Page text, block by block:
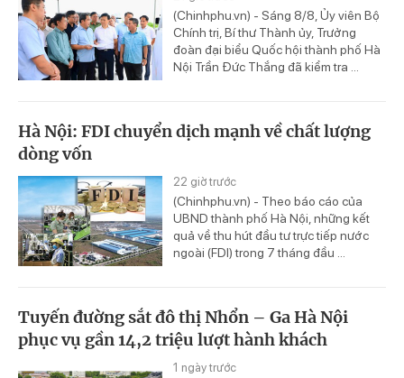
(Chinhphu.vn) - Sáng 8/8, Ủy viên Bộ
Chính trị, Bí thư Thành ủy, Trưởng
đoàn đại biểu Quốc hội thành phố Hà
Nội Trần Đức Thắng đã kiểm tra ...
Hà Nội: FDI chuyển dịch mạnh về chất lượng
dòng vốn
22 giờ trước
(Chinhphu.vn) - Theo báo cáo của
UBND thành phố Hà Nội, những kết
quả về thu hút đầu tư trực tiếp nước
ngoài (FDI) trong 7 tháng đầu ...
Tuyến đường sắt đô thị Nhổn – Ga Hà Nội
phục vụ gần 14,2 triệu lượt hành khách
1 ngày trước